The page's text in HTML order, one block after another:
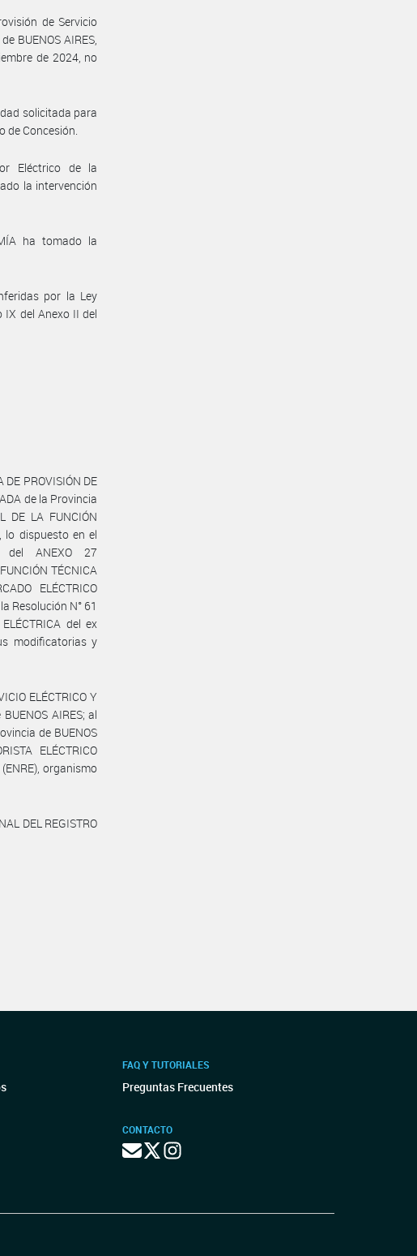
de Servicio
BUENOS AIRES,
de 2024, no
solicitada para
de Concesión.
Eléctrico de la
la intervención
ha tomado la
por la Ley
del Anexo II del
PROVISIÓN DE
de la Provincia
DE LA FUNCIÓN
lo dispuesto en el
del ANEXO 27
TÉCNICA
ELÉCTRICO
Resolución N° 61
del ex
modificatorias y
ELÉCTRICO Y
AIRES; al
de BUENOS
ELÉCTRICO
(ENRE), organismo
DEL REGISTRO
FAQ Y TUTORIALES
Preguntas Frecuentes
CONTACTO